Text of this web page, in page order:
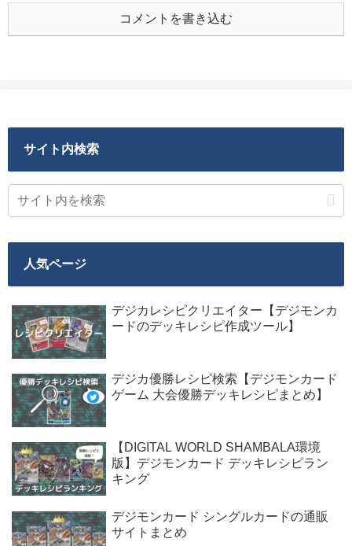
コメントを書き込む
サイト内検索
人気ページ
デジカレシピクリエイター【デジモンカ
ードのデッキレシピ作成ツール】
デジカ優勝レシピ検索【デジモンカード
ゲーム 大会優勝デッキレシピまとめ】
【DIGITAL WORLD SHAMBALA環境
版】デジモンカード デッキレシピラン
キング
デジモンカード シングルカードの通販
サイトまとめ